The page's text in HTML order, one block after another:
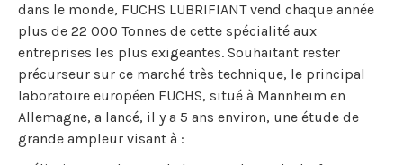
dans le monde, FUCHS LUBRIFIANT vend chaque année
plus de 22 000 Tonnes de cette spécialité aux
entreprises les plus exigeantes. Souhaitant rester
précurseur sur ce marché très technique, le principal
laboratoire européen FUCHS, situé à Mannheim en
Allemagne, a lancé, il y a 5 ans environ, une étude de
grande ampleur visant à :